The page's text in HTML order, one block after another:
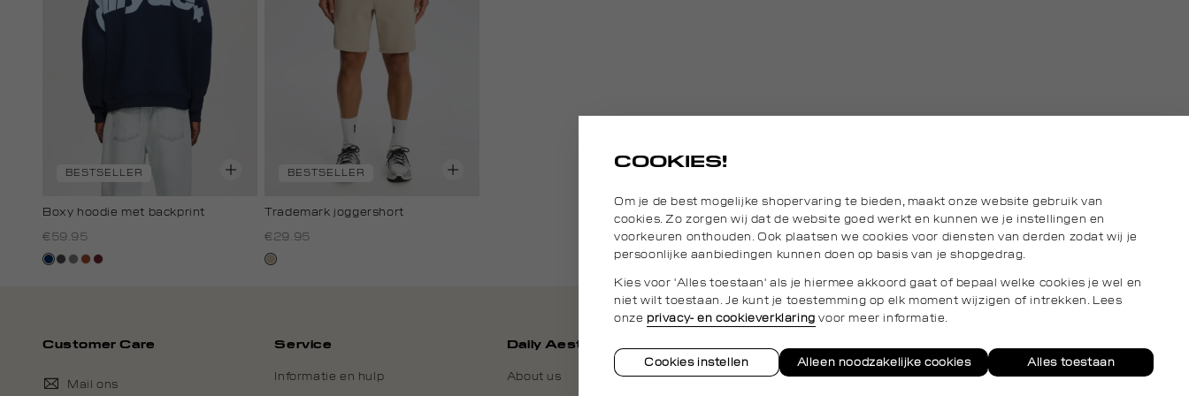
BESTSELLER
Boxy hoodie met backprint
€59.95
donkerblauw
donkergrijs
middengrijs
bruinbordeaux
BESTSELLER
Trademark joggershort
€29.95
lichtzand
Customer Care
Mail ons
Service
Informatie en hulp
Daily Aesthetikz
About us
COOKIES!
Om je de best mogelijke shopervaring te bieden, maakt onze website gebruik van
cookies. Zo zorgen wij dat de website goed werkt en kunnen we je instellingen en
voorkeuren onthouden. Ook plaatsen we cookies voor diensten van derden zodat wij je
persoonlijke aanbiedingen kunnen doen op basis van je shopgedrag.
Kies voor 'Alles toestaan' als je hiermee akkoord gaat of bepaal welke cookies je wel en
niet wilt toestaan. Je kunt je toestemming op elk moment wijzigen of intrekken. Lees
onze privacy- en cookieverklaring voor meer informatie.
Alles toestaan
Alleen noodzakelijke cookies
Cookies instellen